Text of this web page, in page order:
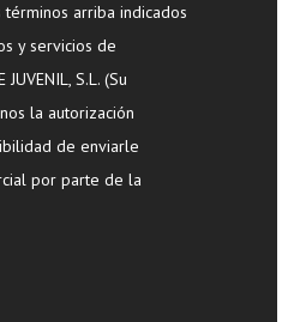
arriba indicados
y servicios de
JUVENIL, S.L. (Su
la autorización
de enviarle
por parte de la